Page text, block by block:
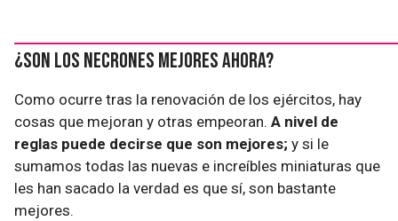
¿Son los Necrones mejores ahora?
Como ocurre tras la renovación de los ejércitos, hay
cosas que mejoran y otras empeoran. A nivel de
reglas puede decirse que son mejores; y si le
sumamos todas las nuevas e increíbles miniaturas que
les han sacado la verdad es que sí, son bastante
mejores.